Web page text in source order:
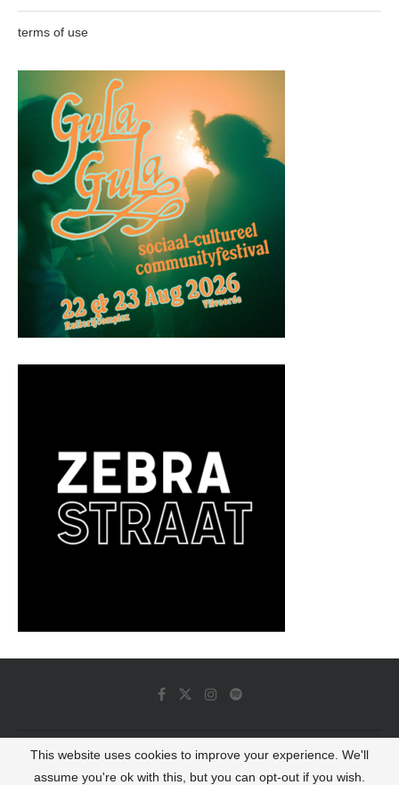
terms of use
© 2022 - Luminous Dash All Rights Reserved
This website uses cookies to improve your experience. We'll
assume you're ok with this, but you can opt-out if you wish.